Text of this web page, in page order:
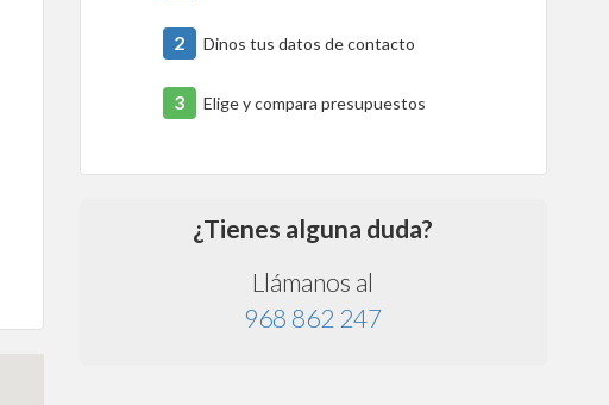
2 Dinos tus datos de contacto
3 Elige y compara presupuestos
¿Tienes alguna duda?
Llámanos al
968 862 247